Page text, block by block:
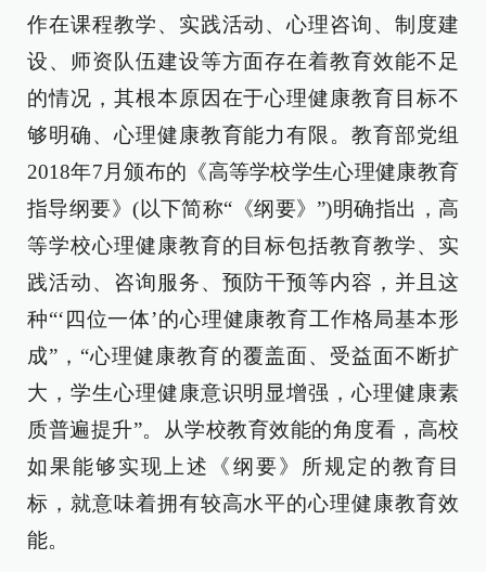
作在课程教学、实践活动、心理咨询、制度建
设、师资队伍建设等方面存在着教育效能不足
的情况，其根本原因在于心理健康教育目标不
够明确、心理健康教育能力有限。教育部党组
2018年7月颁布的《高等学校学生心理健康教育
指导纲要》(以下简称“《纲要》”)明确指出，高
等学校心理健康教育的目标包括教育教学、实
践活动、咨询服务、预防干预等内容，并且这
种“‘四位一体’的心理健康教育工作格局基本形
成”，“心理健康教育的覆盖面、受益面不断扩
大，学生心理健康意识明显增强，心理健康素
质普遍提升”。从学校教育效能的角度看，高校
如果能够实现上述《纲要》所规定的教育目
标，就意味着拥有较高水平的心理健康教育效
能。